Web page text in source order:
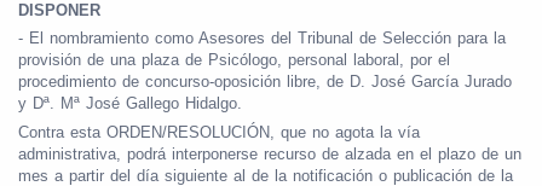
DISPONER
- El nombramiento como Asesores del Tribunal de Selección para la
provisión de una plaza de Psicólogo, personal laboral, por el
procedimiento de concurso-oposición libre, de D. José García Jurado
y Dª. Mª José Gallego Hidalgo.
Contra esta ORDEN/RESOLUCIÓN, que no agota la vía
administrativa, podrá interponerse recurso de alzada en el plazo de un
mes a partir del día siguiente al de la notificación o publicación de la